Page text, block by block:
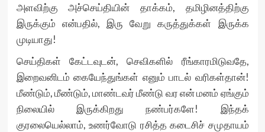
அளவிற்கு அச்செய்தியின் தாக்கம், தமிழினத்திற்கு
இருக்கும் என்பதில், இரு வேறு கருத்துக்கள் இருக்க
முடியாது!
செய்திகள் கேட்டவுடன், செவிகளில் ரீங்காரமிடுவதே,
இறைவனிடம் கையேந்துங்கள் எனும் பாடல் வரிகள்தான்!
மீண்டும், மீண்டும், மாண்டவர் மீண்டு வர என் மனம் ஏங்கும்
நிலையில் இருக்கிறது நண்பர்களே! இந்தக்
குரலையெல்லாம், உணர்வோடு ரசித்த கடைசிச் சமுதாயம்